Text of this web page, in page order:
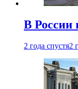
В России
2 года спустя2